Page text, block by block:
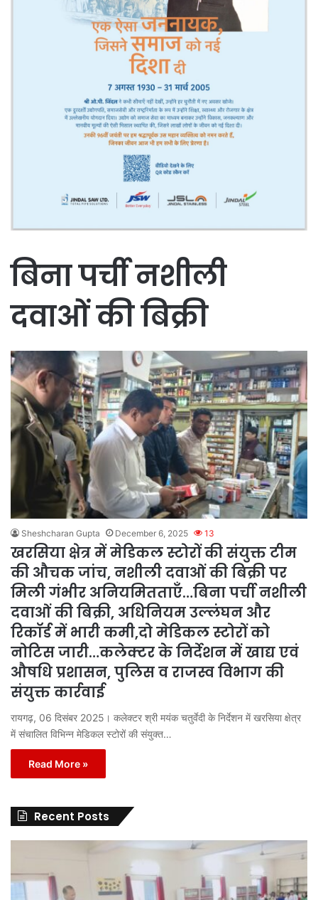
बिना पर्ची नशीली
दवाओं की बिक्री
Sheshcharan Gupta December 6, 2025 13
खरसिया क्षेत्र में मेडिकल स्टोरों की संयुक्त टीम
की औचक जांच, नशीली दवाओं की बिक्री पर
मिली गंभीर अनियमितताएँ…बिना पर्ची नशीली
दवाओं की बिक्री, अधिनियम उल्लंघन और
रिकॉर्ड में भारी कमी,दो मेडिकल स्टोरों को
नोटिस जारी…कलेक्टर के निर्देशन में खाद्य एवं
औषधि प्रशासन, पुलिस व राजस्व विभाग की
संयुक्त कार्रवाई
रायगढ़, 06 दिसंबर 2025। कलेक्टर श्री मयंक चतुर्वेदी के निर्देशन में खरसिया क्षेत्र
में संचालित विभिन्न मेडिकल स्टोरों की संयुक्त…
Read More »
Recent Posts